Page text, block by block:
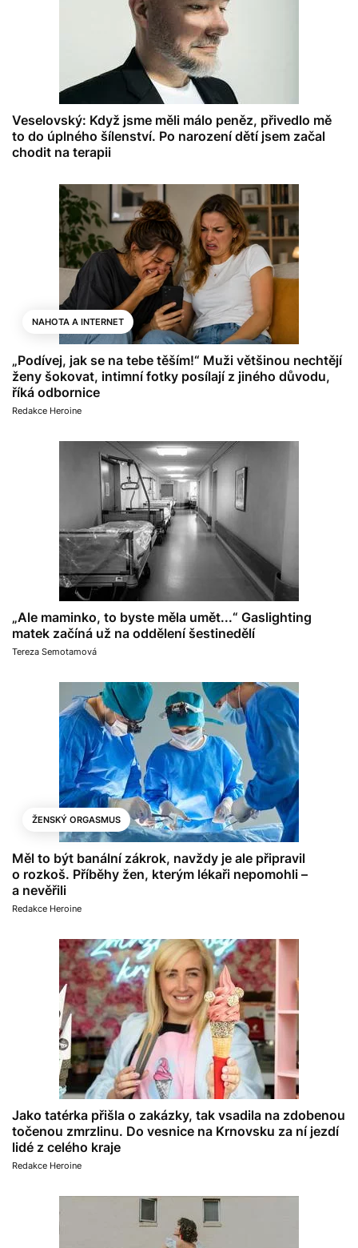
Veselovský: Když jsme měli málo peněz, přivedlo mě
to do úplného šílenství. Po narození dětí jsem začal
chodit na terapii
NAHOTA A INTERNET
„Podívej, jak se na tebe těším!“ Muži většinou nechtějí
ženy šokovat, intimní fotky posílají z jiného důvodu,
říká odbornice
Redakce Heroine
„Ale maminko, to byste měla umět...“ Gaslighting
matek začíná už na oddělení šestinedělí
Tereza Semotamová
ŽENSKÝ ORGASMUS
Měl to být banální zákrok, navždy je ale připravil
o rozkoš. Příběhy žen, kterým lékaři nepomohli –
a nevěřili
Redakce Heroine
Jako tatérka přišla o zakázky, tak vsadila na zdobenou
točenou zmrzlinu. Do vesnice na Krnovsku za ní jezdí
lidé z celého kraje
Redakce Heroine